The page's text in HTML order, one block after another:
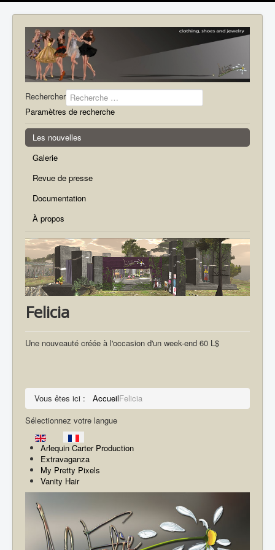
Rechercher
Paramètres de recherche
Les nouvelles
Galerie
Revue de presse
Documentation
À propos
Felicia
Une nouveauté créée à l'occasion d'un week-end 60 L$
Vous êtes ici : AccueilFelicia
Sélectionnez votre langue
Arlequin Carter Production
Extravaganza
My Pretty Pixels
Vanity Hair